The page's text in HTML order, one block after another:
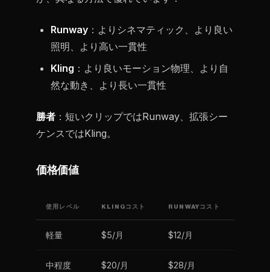
Runway ：よりシネマティック、より良い
照明、より高い一貫性
Kling ：より良いモーション物理、より自
然な動き、より長い一貫性
勝者 ：短いクリップではRunway、拡張シー
ケンスではKling。
価格価値
使用レベル KLINGコスト RUNWAYコスト
軽量 $5/月 $12/月
中程度 $20/月 $28/月